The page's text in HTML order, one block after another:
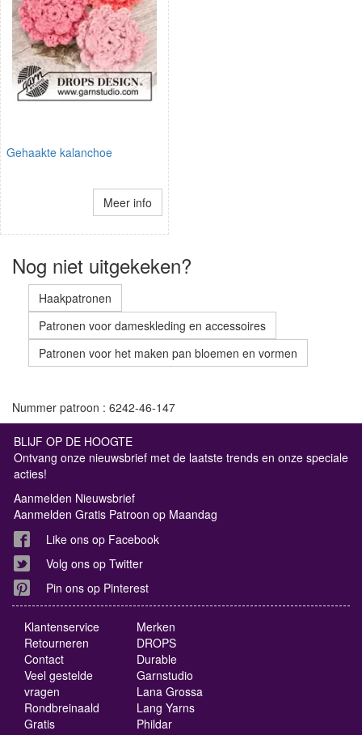
Gehaakte kalanchoe
Meer info
Nog niet uitgekeken?
Haakpatronen
Patronen voor dameskleding en accessoires
Patronen voor het maken pan bloemen en vormen
Nummer patroon : 6242-46-147
BLIJF OP DE HOOGTE
Ontvang onze nieuwsbrief met de laatste trends en onze speciale
acties!
Aanmelden Nieuwsbrief
Aanmelden Gratis Patroon op Maandag
Like ons op Facebook
Volg ons op Twitter
Pin ons op Pinterest
Klantenservice
Retourneren
Contact
Veel gestelde
vragen
Rondbreinaald
Gratis
Merken
DROPS
Durable
Garnstudio
Lana Grossa
Lang Yarns
Phildar